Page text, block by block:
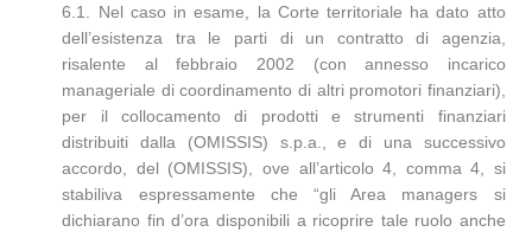
6.1. Nel caso in esame, la Corte territoriale ha dato atto
dell’esistenza tra le parti di un contratto di agenzia,
risalente al febbraio 2002 (con annesso incarico
manageriale di coordinamento di altri promotori finanziari),
per il collocamento di prodotti e strumenti finanziari
distribuiti dalla (OMISSIS) s.p.a., e di una successivo
accordo, del (OMISSIS), ove all’articolo 4, comma 4, si
stabiliva espressamente che “gli Area managers si
dichiarano fin d’ora disponibili a ricoprire tale ruolo anche